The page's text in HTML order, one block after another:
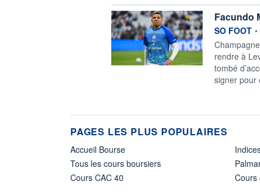
Facundo
information
SO FOOT •
rendre à
tombé
signer pour
PAGES LES PLUS POPULAIRES
Accueil Bourse
Tous les cours boursiers
Cours CAC 40
Cours